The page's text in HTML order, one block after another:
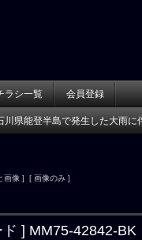
ラシ一覧 会員登録
川県能登半島で発生した大雨に
画像 ] [ 画像のみ ]
] MM75-42842-BK